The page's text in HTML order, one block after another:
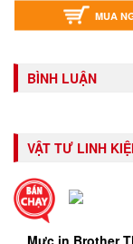
MUA
BÌNH LUẬN
VẬT TƯ LINH
Mực in Brother